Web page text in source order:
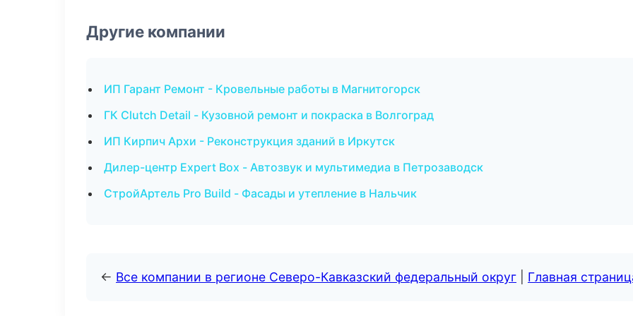
Другие компании
ИП Гарант Ремонт - Кровельные работы в Магнитогорск
ГК Clutch Detail - Кузовной ремонт и покраска в Волгоград
ИП Кирпич Архи - Реконструкция зданий в Иркутск
Дилер-центр Expert Box - Автозвук и мультимедиа в Петрозаводск
СтройАртель Pro Build - Фасады и утепление в Нальчик
← Все компании в регионе Северо-Кавказский федеральный округ Главная